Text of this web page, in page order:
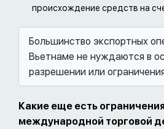
происхождение средств на
Большинство экспортных
Вьетнаме не нуждаются в
разрешении или
Какие еще есть
международной торговой